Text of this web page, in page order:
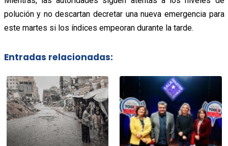
polución y no descartan decretar una nueva emergencia para
este martes si los índices empeoran durante la tarde.
Entradas relacionadas: